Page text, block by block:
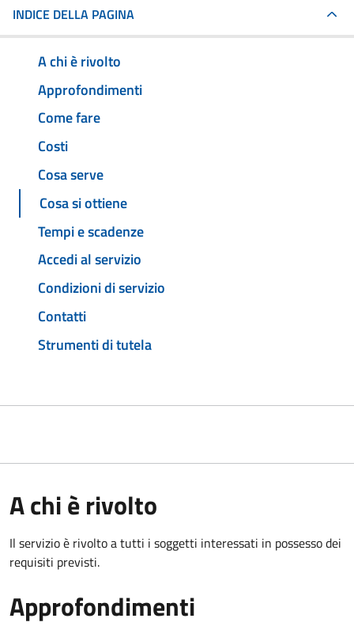
INDICE DELLA PAGINA
A chi è rivolto
Approfondimenti
Come fare
Costi
Cosa serve
Cosa si ottiene
Tempi e scadenze
Accedi al servizio
Condizioni di servizio
Contatti
Strumenti di tutela
A chi è rivolto
Il servizio è rivolto a tutti i soggetti interessati in possesso dei
requisiti previsti.
Approfondimenti